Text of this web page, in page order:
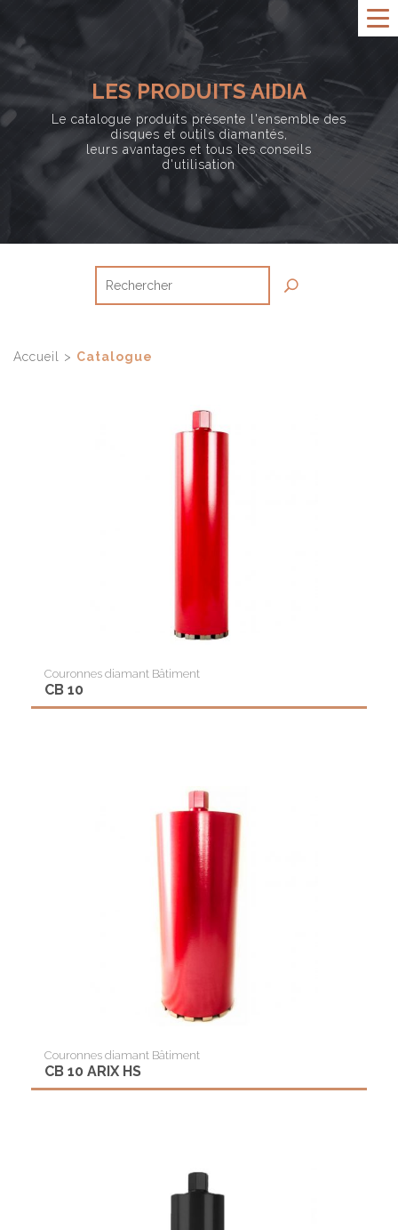
LES PRODUITS AIDIA
Le catalogue produits présente l'ensemble des
disques et outils diamantés,
leurs avantages et tous les conseils
d'utilisation
Accueil > Catalogue
Couronnes diamant Bâtiment
CB 10
Couronnes diamant Bâtiment
CB 10 ARIX HS